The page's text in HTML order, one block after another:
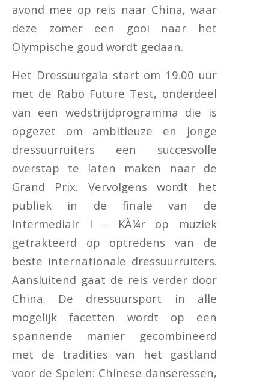
avond mee op reis naar China, waar
deze zomer een gooi naar het
Olympische goud wordt gedaan.
Het Dressuurgala start om 19.00 uur
met de Rabo Future Test, onderdeel
van een wedstrijdprogramma die is
opgezet om ambitieuze en jonge
dressuurruiters een succesvolle
overstap te laten maken naar de
Grand Prix. Vervolgens wordt het
publiek in de finale van de
Intermediair I – KÃ¼r op muziek
getrakteerd op optredens van de
beste internationale dressuurruiters.
Aansluitend gaat de reis verder door
China. De dressuursport in alle
mogelijk facetten wordt op een
spannende manier gecombineerd
met de tradities van het gastland
voor de Spelen: Chinese danseressen,